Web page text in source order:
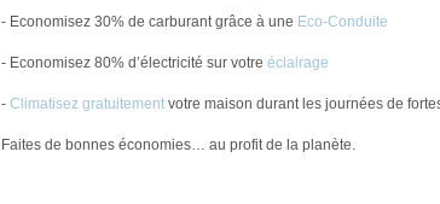
- Economisez 30% de carburant grâce à une Eco-Conduite
- Economisez 80% d’électricité sur votreéclairage
-Climatisez gratuitement votre maison durant les journées de
Faites de bonnes économies… au profit de la planète.